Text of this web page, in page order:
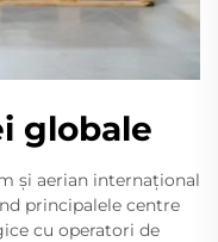
globale
și aerian internațional
principalele centre
cu operatori de